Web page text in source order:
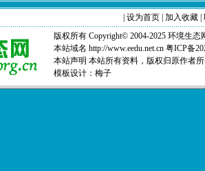
|设为首页 |加入收藏 |
版权所有 Copyright© 2004-2025 环境生态
本站域名 http://www.eedu.net.cn 粤ICP备
本站声明 本站所有资料，版权归原作者
模板设计： 梅子